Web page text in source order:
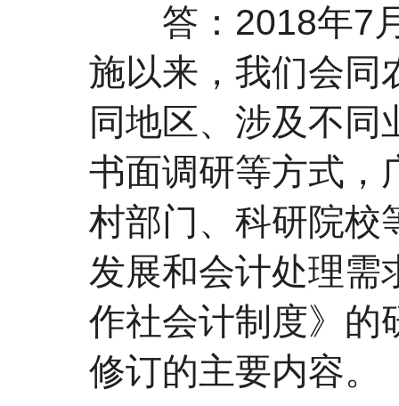
答：2018年7月
施以来，我们会同
同地区、涉及不
书面调研等方式，
村部门、科研院校
发展和会计处理需
作社会计制度》的
修订的主要内容。